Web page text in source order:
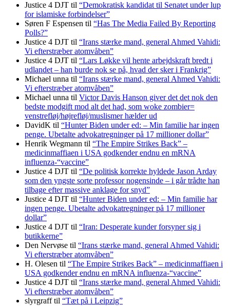
Justice 4 DJT til “Demokratisk kandidat til Senatet under lup
for islamiske forbindelser”
Søren F Espensen til “Has The Media Failed By Reporting
Polls?”
Justice 4 DJT til “Irans stærke mand, general Ahmed Vahidi:
Vi efterstræber atomvåben”
Justice 4 DJT til “Lars Løkke vil hente arbejdskraft bredt i
udlandet – han burde nok se på, hvad der sker i Frankrig”
Michael unna til “Irans stærke mand, general Ahmed Vahidi:
Vi efterstræber atomvåben”
Michael unna til Victor Davis Hanson giver det det nok den
bedste modgift mod alt det had, som woke zombier=
venstrefløj/højrefløj/muslismer hælder ud
DavidK til “Hunter Biden under ed: – Min familie har ingen
penge. Ubetalte advokat­regninger på 17 millioner dollar”
Henrik Wegmann til “The Empire Strikes Back” –
medicinmaffiaen i USA godkender endnu en mRNA
influenza-“vaccine”
Justice 4 DJT til “De politisk korrekte hyldede Jason Arday
som den yngste sorte professor nogensinde – i går trådte han
tilbage efter massive anklage for snyd”
Justice 4 DJT til “Hunter Biden under ed: – Min familie har
ingen penge. Ubetalte advokat­regninger på 17 millioner
dollar”
Justice 4 DJT til “Iran: Desperate kunder forsyner sig i
butikkerne”
Den Nervøse til “Irans stærke mand, general Ahmed Vahidi:
Vi efterstræber atomvåben”
H. Olesen til “The Empire Strikes Back” – medicinmaffiaen i
USA godkender endnu en mRNA influenza-“vaccine”
Justice 4 DJT til “Irans stærke mand, general Ahmed Vahidi:
Vi efterstræber atomvåben”
slyrgrafftil “Tæt på i Leipzig”